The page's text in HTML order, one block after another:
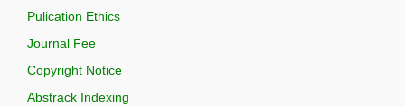
Pulication Ethics
Journal Fee
Copyright Notice
Abstrack Indexing